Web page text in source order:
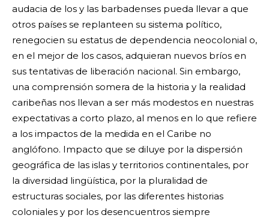
audacia de los y las barbadenses pueda llevar a que
otros países se replanteen su sistema político,
renegocien su estatus de dependencia neocolonial o,
en el mejor de los casos, adquieran nuevos bríos en
sus tentativas de liberación nacional. Sin embargo,
una comprensión somera de la historia y la realidad
caribeñas nos llevan a ser más modestos en nuestras
expectativas a corto plazo, al menos en lo que refiere
a los impactos de la medida en el Caribe no
anglófono. Impacto que se diluye por la dispersión
geográfica de las islas y territorios continentales, por
la diversidad lingüística, por la pluralidad de
estructuras sociales, por las diferentes historias
coloniales y por los desencuentros siempre